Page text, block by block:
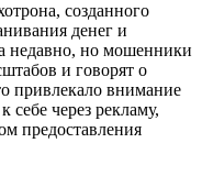
созданного
денег и
недавно, но мошенники
и говорят о
привлекало внимание
через рекламу,
предоставления